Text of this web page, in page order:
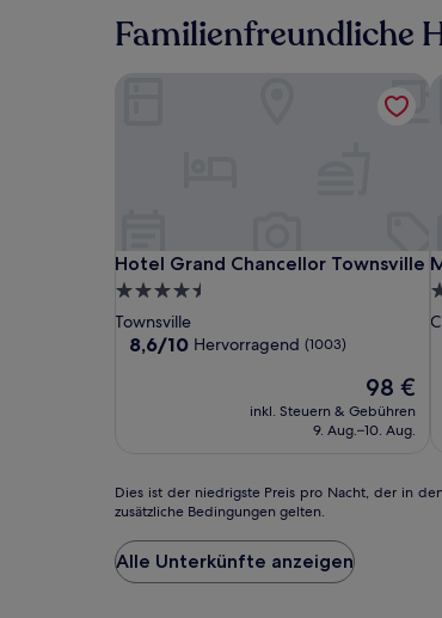
Familienfreundliche
Hotel
Grand
Chancellor
Townsville
Hotel Grand Chancellor Townsville
Hotel Grand Chancellor Townsville
4.5-
Sterne-
Unterkunft
Townsville
8.6
8,6/10 Hervorragend (1003)
Der
Preis
beträgt
98 €
inkl. Steuern & Gebühren
9. Aug.–10. Aug.
Hotel Grand Chancellor Townsville
Dies
ist
der
niedrigste
Preis
Dies ist der niedrigste Preis pro Nacht, der in
zusätzliche Bedingungen gelten.
Alle Unterkünfte anzeigen